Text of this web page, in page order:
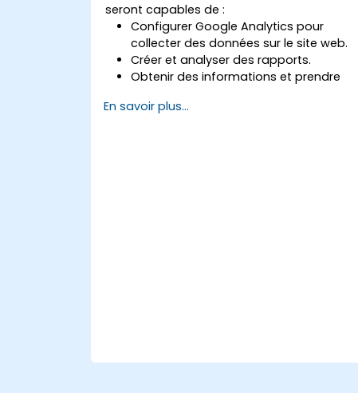
seront capables de :
Configurer Google Analytics pour
collecter des données sur le site web.
Créer et analyser des rapports.
Obtenir des informations et prendre
données.
En savoir plus...